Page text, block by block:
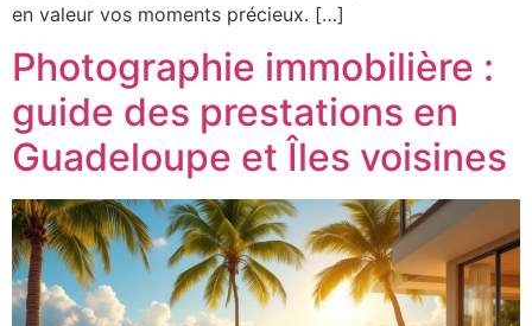
en valeur vos moments précieux. […]
Photographie immobilière :
guide des prestations en
Guadeloupe et Îles voisines